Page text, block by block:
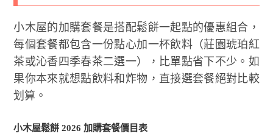
小木屋的加購套餐是搭配鬆餅一起點的優惠組合，
每個套餐都包含一份點心加一杯飲料（莊園琥珀紅
茶或沁香四季春茶二選一），比單點省下不少。如
果你本來就想點飲料和炸物，直接選套餐絕對比較
划算。
小木屋鬆餅 2026 加購套餐價目表